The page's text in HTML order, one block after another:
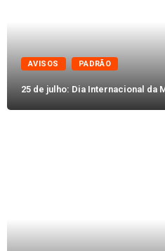
AVISOS PADRÃO
25 de julho: Dia Internacional da